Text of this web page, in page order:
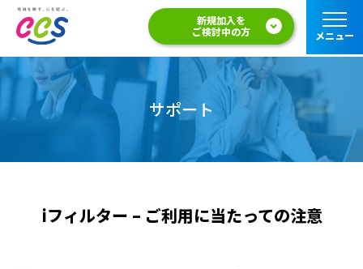
新規加入を
ご検討中の方
メニュー
サポート
iフィルター – ご利用に当たっての注意